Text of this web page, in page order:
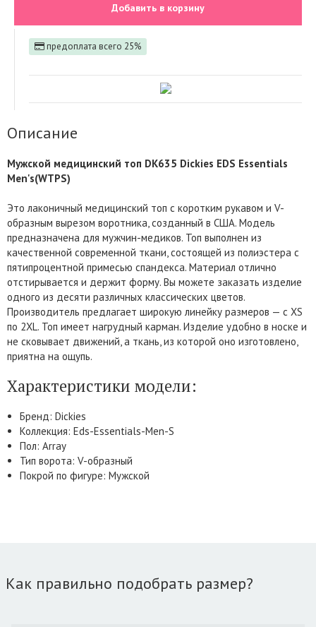
Добавить в корзину
предоплата всего 25%
Описание
Мужской медицинский топ DK635 Dickies EDS Essentials
Men's(WTPS)
Это лаконичный медицинский топ с коротким рукавом и V-
образным вырезом воротника, созданный в США. Модель
предназначена для мужчин-медиков. Топ выполнен из
качественной современной ткани, состоящей из полиэстера с
пятипроцентной примесью спандекса. Материал отлично
отстирывается и держит форму. Вы можете заказать изделие
одного из десяти различных классических цветов.
Производитель предлагает широкую линейку размеров — с XS
по 2XL. Топ имеет нагрудный карман. Изделие удобно в носке и
не сковывает движений, а ткань, из которой оно изготовлено,
приятна на ощупь.
Характеристики модели:
Бренд: Dickies
Коллекция: Eds-Essentials-Men-S
Пол: Array
Тип ворота: V-образный
Покрой по фигуре: Мужской
Как правильно подобрать размер?